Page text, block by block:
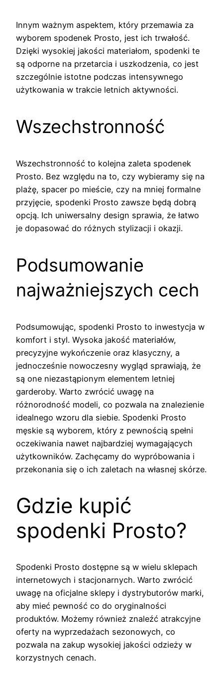
Innym ważnym aspektem, który przemawia za
wyborem spodenek Prosto, jest ich trwałość.
Dzięki wysokiej jakości materiałom, spodenki te
są odporne na przetarcia i uszkodzenia, co jest
szczególnie istotne podczas intensywnego
użytkowania w trakcie letnich aktywności.
Wszechstronność
Wszechstronność to kolejna zaleta spodenek
Prosto. Bez względu na to, czy wybieramy się na
plażę, spacer po mieście, czy na mniej formalne
przyjęcie, spodenki Prosto zawsze będą dobrą
opcją. Ich uniwersalny design sprawia, że łatwo
je dopasować do różnych stylizacji i okazji.
Podsumowanie
najważniejszych cech
Podsumowując, spodenki Prosto to inwestycja w
komfort i styl. Wysoka jakość materiałów,
precyzyjne wykończenie oraz klasyczny, a
jednocześnie nowoczesny wygląd sprawiają, że
są one niezastąpionym elementem letniej
garderoby. Warto zwrócić uwagę na
różnorodność modeli, co pozwala na znalezienie
idealnego wzoru dla siebie. Spodenki Prosto
męskie są wyborem, który z pewnością spełni
oczekiwania nawet najbardziej wymagających
użytkowników. Zachęcamy do wypróbowania i
przekonania się o ich zaletach na własnej skórze.
Gdzie kupić
spodenki Prosto?
Spodenki Prosto dostępne są w wielu sklepach
internetowych i stacjonarnych. Warto zwrócić
uwagę na oficjalne sklepy i dystrybutorów marki,
aby mieć pewność co do oryginalności
produktów. Możemy również znaleźć atrakcyjne
oferty na wyprzedażach sezonowych, co
pozwala na zakup wysokiej jakości odzieży w
korzystnych cenach.